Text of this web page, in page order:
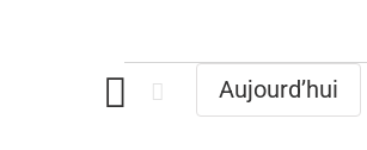
Aujourd’hui